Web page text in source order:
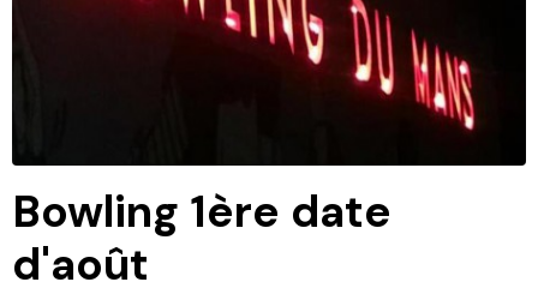
Bowling 1ère date
d'août